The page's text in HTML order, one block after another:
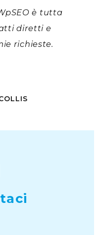
è tutta
diretti e
richieste.